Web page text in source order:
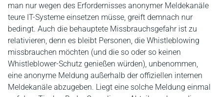
man nur wegen des Erfordernisses anonymer Meldekanäle
teure IT-Systeme einsetzen müsse, greift demnach nur
bedingt. Auch die behauptete Missbrauchsgefahr ist zu
relativieren, denn es bleibt Personen, die Whistleblowing
missbrauchen möchten (und die so oder so keinen
Whistleblower-Schutz genießen würden), unbenommen,
eine anonyme Meldung außerhalb der offiziellen internen
Meldekanäle abzugeben. Liegt eine solche Meldung einmal